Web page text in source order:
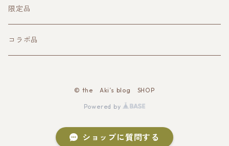
ネーム、IDホルダー
スマホスタンド
イヤーカフ
チョーカー
1000円台
2000円台
限定品
コラボ品
© the Aki’s blog SHOP
Powered by
ショップに質問する